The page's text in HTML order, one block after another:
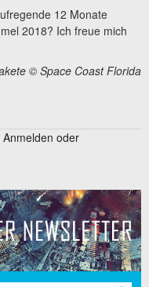
12 Monate
2018? Ich freue mich
© Space Coast Florida
Anmelden oder